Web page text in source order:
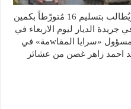
حzب الله مع أيّ مبادرة للتهدئة.. ويُطالب بتسليم 16 مُتورّطاً بكمين
الديار ليوم الاربعاء في
4 آب 2021 لا تزال تداعيات مقتل مسؤول «سرايا المقاwمة» في
احمد زاهر غصن من عشائر